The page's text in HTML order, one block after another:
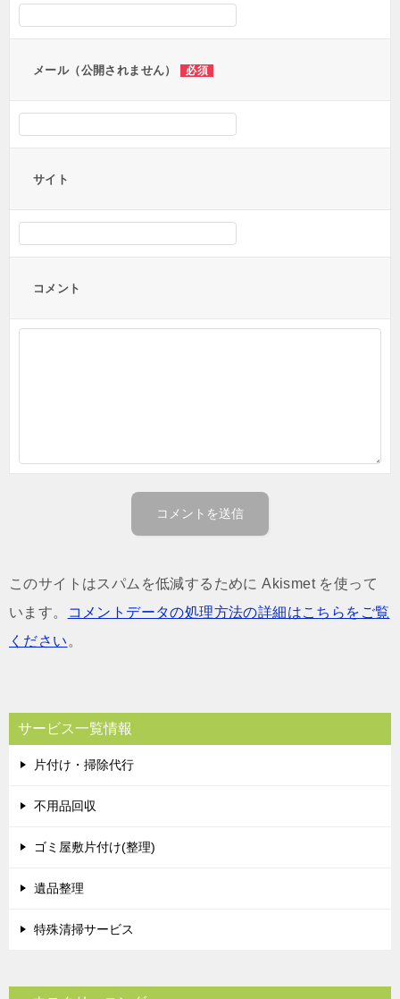
メール（公開されません） 必須
サイト
コメント
このサイトはスパムを低減するために Akismet を使って
います。
コメントデータの処理方法の詳細はこちらをご覧
ください。
サービス一覧情報
片付け・掃除代行
不用品回収
ゴミ屋敷片付け(整理)
遺品整理
特殊清掃サービス